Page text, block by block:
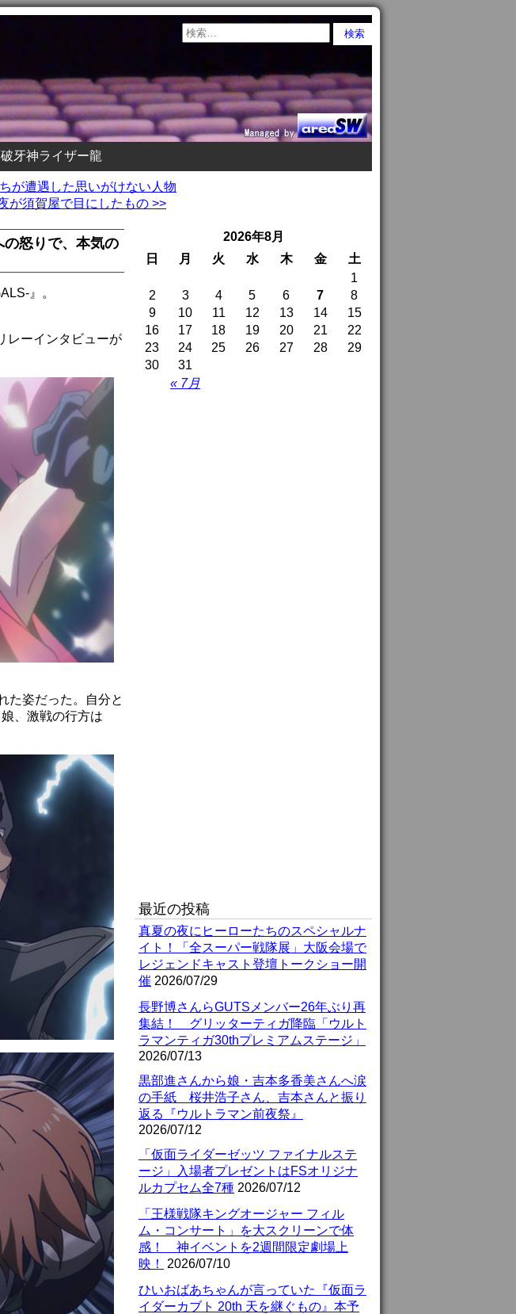
破牙神ライザー龍
が遭遇した思いがけない人物
が須賀屋で目にしたもの >>
の怒りで、本気の
』。
レーインタビューが
た姿だった。自分と
、激戦の行方は
2026年8月
日
月 火 水 木 金 土
« 7月
1
2
3 4 5 6 7
8
9
10 11 12 13 14
15
16
17 18 19 20 21
22
23
24 25 26 27 28
29
30
31
最近の投稿
真夏の夜にヒーローたちのスペシャルナ
イト！「全スーパー戦隊展」大阪会場で
レジェンドキャスト登壇トークショー開
催 2026/07/29
長野博さんらGUTSメンバー26年ぶり再
集結！ グリッターティガ降臨「ウルト
ラマンティガ30thプレミアムステージ」
2026/07/13
黒部進さんから娘・吉本多香美さんへ涙
の手紙 桜井浩子さん、吉本さんと振り
返る『ウルトラマン前夜祭』
2026/07/12
「仮面ライダーゼッツ ファイナルステ
ージ」入場者プレゼントはFSオリジナ
ルカプセム全7種 2026/07/12
「王様戦隊キングオージャー フィル
ム・コンサート」を大スクリーンで体
感！ 神イベントを2週間限定劇場上
映！
2026/07/10
ひいおばあちゃんが言っていた『仮面ラ
イダーカブト 20th 天を継ぐもの』本予